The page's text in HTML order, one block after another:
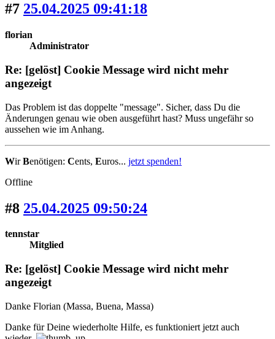
#7 25.04.2025 09:41:18
florian
Administrator
Re: [gelöst] Cookie Message wird nicht mehr
angezeigt
Das Problem ist das doppelte "message". Sicher, dass Du die
Änderungen genau wie oben ausgeführt hast? Muss ungefähr so
aussehen wie im Anhang.
WirBenötigen: Cents, Euros... jetzt spenden!
Offline
#8 25.04.2025 09:50:24
tennstar
Mitglied
Re: [gelöst] Cookie Message wird nicht mehr
angezeigt
Danke Florian (Massa, Buena, Massa)
Danke für Deine wiederholte Hilfe, es funktioniert jetzt auch